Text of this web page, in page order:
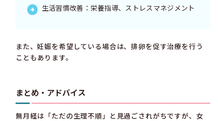
生活習慣改善：栄養指導、ストレスマネジメント
また、妊娠を希望している場合は、排卵を促す治療を行う
こともあります。
まとめ・アドバイス
無月経は「ただの生理不順」と見過ごされがちですが、女